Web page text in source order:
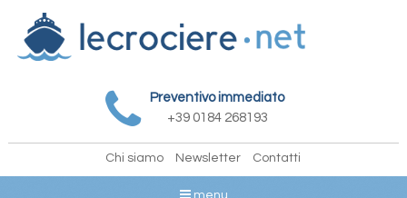
Preventivo immediato
+39 0184 268193
Chi siamo Newsletter Contatti
menu